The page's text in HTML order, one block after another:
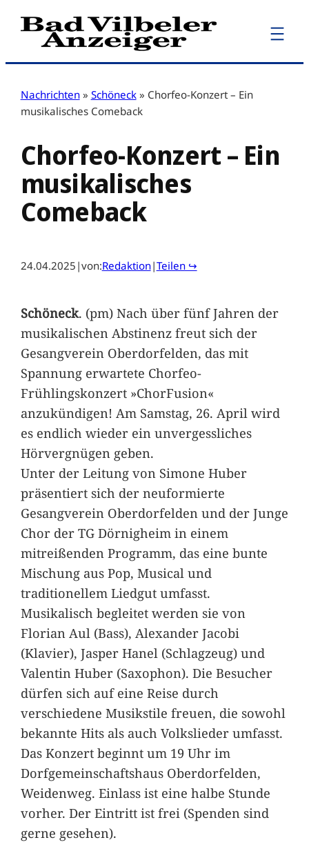
Zum
Inhalt
Nachrichten » Schöneck » Chorfeo-Konzert – Ein
musikalisches Comeback
Chorfeo-Konzert – Ein
musikalisches
Comeback
24.04.2025 |von:Redaktion|Teilen ↪
Schöneck. (pm) Nach über fünf Jahren der
musikalischen Abstinenz freut sich der
Gesangverein Oberdorfelden, das mit
Spannung erwartete Chorfeo-
Frühlingskonzert »ChorFusion«
anzukündigen! Am Samstag, 26. April wird
es endlich wieder ein unvergessliches
Hörvergnügen geben.
Unter der Leitung von Simone Huber
präsentiert sich der neuformierte
Gesangverein Oberdorfelden und der Junge
Chor der TG Dörnigheim in einem
mitreißenden Programm, das eine bunte
Mischung aus Pop, Musical und
traditionellem Liedgut umfasst.
Musikalisch begleitet werden sie von
Florian Aul (Bass), Alexander Jacobi
(Klavier), Jasper Hanel (Schlagzeug) und
Valentin Huber (Saxophon). Die Besucher
dürfen sich auf eine Reise durch
verschiedene Musikstile freuen, die sowohl
bekannte Hits als auch Volkslieder umfasst.
Das Konzert beginnt um 19 Uhr im
Dorfgemeinschaftshaus Oberdorfelden,
Weidenweg. Einlass ist eine halbe Stunde
vorher. Der Eintritt ist frei (Spenden sind
gerne gesehen).